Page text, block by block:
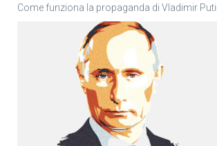
Come funziona la propaganda di Vladimir